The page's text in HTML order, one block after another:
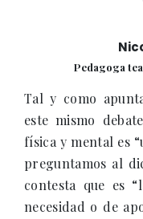
Pedagoga
Tal y como
este mismo
física y mental es
preguntamos al
contesta que es
necesidad o de